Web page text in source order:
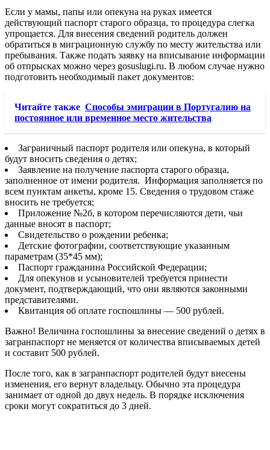
Если у мамы, папы или опекуна на руках имеется
действующий паспорт старого образца, то процедура слегка
упрощается. Для внесения сведений родитель должен
обратиться в миграционную службу по месту жительства или
пребывания. Также подать заявку на вписывание информации
об отпрысках можно через gosuslugi.ru. В любом случае нужно
подготовить необходимый пакет документов:
Читайте также Способы эмиграции в Португалию на
постоянное или временное место жительства
Заграничный паспорт родителя или опекуна, в который
будут вносить сведения о детях;
Заявление на получение паспорта старого образца,
заполненное от имени родителя. Информация заполняется по
всем пунктам анкеты, кроме 15. Сведения о трудовом стаже
вносить не требуется;
Приложение №2б, в котором перечисляются дети, чьи
данные вносят в паспорт;
Свидетельство о рождении ребенка;
Детские фотографии, соответствующие указанным
параметрам (35*45 мм);
Паспорт гражданина Российской Федерации;
Для опекунов и усыновителей требуется принести
документ, подтверждающий, что они являются законными
представителями.
Квитанция об оплате госпошлины — 500 рублей.
Важно! Величина госпошлины за внесение сведений о детях в
загранпаспорт не меняется от количества вписываемых детей
и составит 500 рублей.
После того, как в загранпаспорт родителей будут внесены
изменения, его вернут владельцу. Обычно эта процедура
занимает от одной до двух недель. В порядке исключения
сроки могут сократиться до 3 дней.